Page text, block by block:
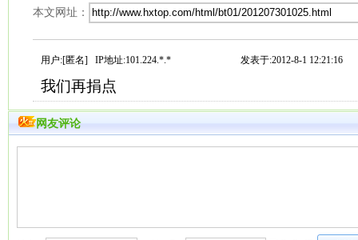
本文网址：
用户:[匿名] IP地址:101.224.*.* 发表于:2012-8-1 12:21:16
我们再捐点
网友评论